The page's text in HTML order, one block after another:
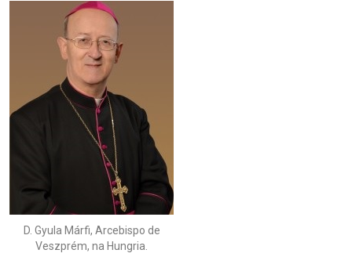
D. Gyula Márfi, Arcebispo de
Veszprém, na Hungria.